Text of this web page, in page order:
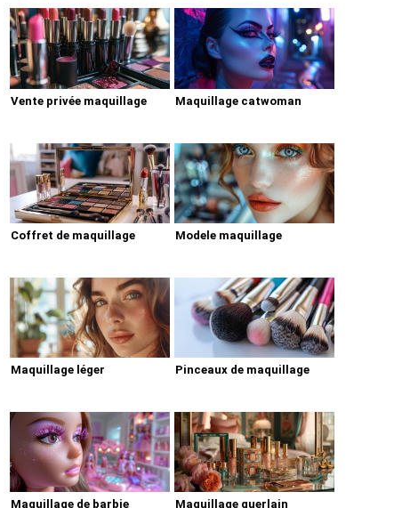
Vente privée maquillage Maquillage catwoman
Coffret de maquillage Modele maquillage
Maquillage léger Pinceaux de maquillage
Maquillage de barbie Maquillage guerlain